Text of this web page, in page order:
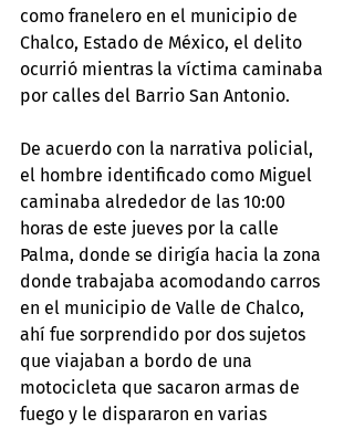
como franelero en el municipio de
Chalco, Estado de México, el delito
ocurrió mientras la víctima caminaba
por calles del Barrio San Antonio.
De acuerdo con la narrativa policial,
el hombre identificado como Miguel
caminaba alrededor de las 10:00
horas de este jueves por la calle
Palma, donde se dirigía hacia la zona
donde trabajaba acomodando carros
en el municipio de Valle de Chalco,
ahí fue sorprendido por dos sujetos
que viajaban a bordo de una
motocicleta que sacaron armas de
fuego y le dispararon en varias